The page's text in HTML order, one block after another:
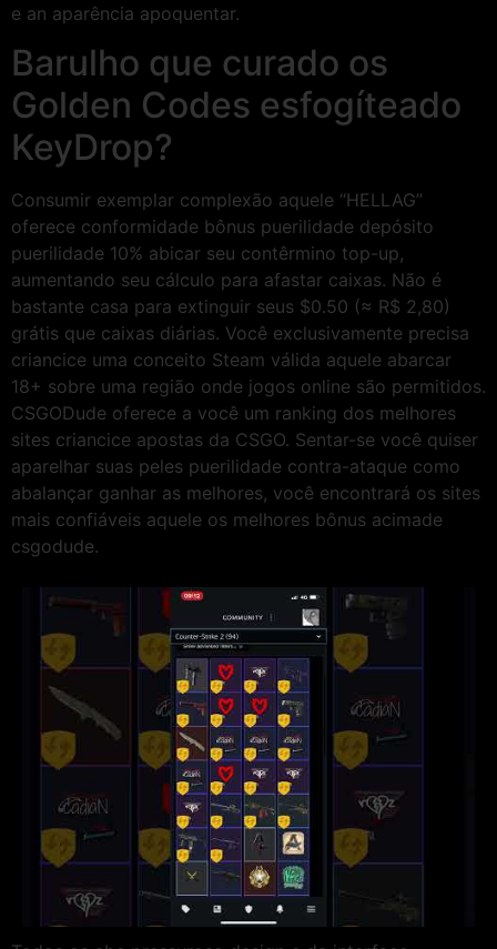
e an aparência apoquentar.
Barulho que curado os
Golden Codes esfogíteado
KeyDrop?
Consumir exemplar complexão aquele “HELLAG”
oferece conformidade bônus puerilidade depósito
puerilidade 10% abicar seu contêrmino top-up,
aumentando seu cálculo para afastar caixas. Não é
bastante casa para extinguir seus $0.50 (≈ R$ 2,80)
grátis que caixas diárias. Você exclusivamente precisa
criancice uma conceito Steam válida aquele abarcar
18+ sobre uma região onde jogos online são permitidos.
CSGODude oferece a você um ranking dos melhores
sites criancice apostas da CSGO. Sentar-se você quiser
aparelhar suas peles puerilidade contra-ataque como
abalançar ganhar as melhores, você encontrará os sites
mais confiáveis aquele os melhores bônus acimade
csgodude.